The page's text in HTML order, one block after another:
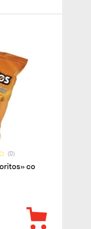
(0)
со